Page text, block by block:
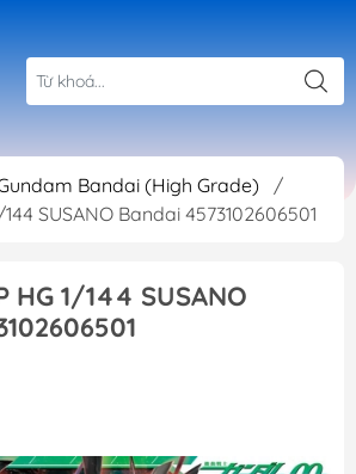
Bandai (High Grade)
/
SUSANO Bandai 4573102606501
HG 1/144 SUSANO